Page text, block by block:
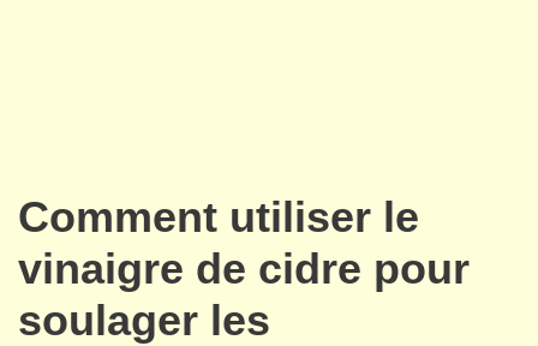
Comment utiliser le
vinaigre de cidre pour
soulager les